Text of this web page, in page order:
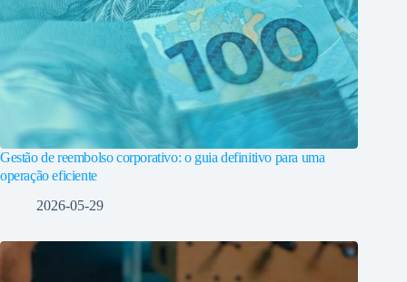
Gestão de reembolso corporativo: o guia definitivo para uma
operação eficiente
2026-05-29